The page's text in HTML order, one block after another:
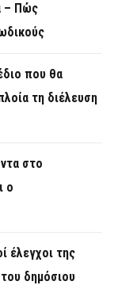
– Πώς
που θα
τη διέλευση
στο
ο
έλεγχοι της
δημόσιου